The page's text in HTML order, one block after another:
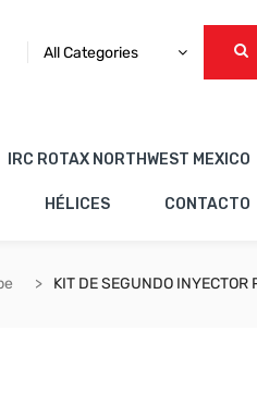
All Categories
IRC ROTAX NORTHWEST MEXICO
HÉLICES CONTACTO
KIT DE SEGUNDO INYECTOR